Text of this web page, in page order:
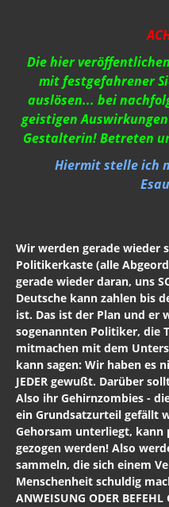
Freimaurer Bücher
google
Hörbücher
Bücher pdf
BRD / Deutschland
Stöverstuuv 2017, 2016.
Archiv Stöverstuuv
Archiv 2017
Grundlagen
Archiv Nachrichten
Neuigkeiten
Nachrichten
Die hier
mit festgefahrener
auslösen... bei
geistigen
Gestalterin! Betreten
Hiermit stelle ich
Wir werden gerade wieder
Politikerkaste (alle
gerade wieder daran, uns
Deutsche kann zahlen bis
ist. Das ist der Plan und er
sogenannten Politiker, die
mitmachen mit dem
kann sagen: Wir haben es
JEDER gewußt. Darüber
Also ihr Gehirnzombies -
ein Grundsatzurteil gefällt
Gehorsam unterliegt,
gezogen werden! Also
sammeln, die sich einem
Menschenheit schuldig
ANWEISUNG ODER